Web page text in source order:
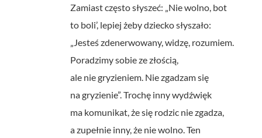
Zamiast często słyszeć: „Nie wolno, bot
to boli’, lepiej żeby dziecko słyszało:
„Jesteś zdenerwowany, widzę, rozumiem.
Poradzimy sobie ze złością,
ale nie gryzieniem. Nie zgadzam się
na gryzienie”. Trochę inny wydźwięk
ma komunikat, że się rodzic nie zgadza,
a zupełnie inny, że nie wolno. Ten